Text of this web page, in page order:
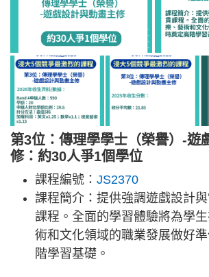
第3位：傳理學學士（榮譽）-遊
修：約30人爭1個學位
課程編號： JS2370
課程簡介：提供強調遊戲設計
課程。全面的學習體驗將為學
術和文化領域的職業發展做好
階學習基礎。